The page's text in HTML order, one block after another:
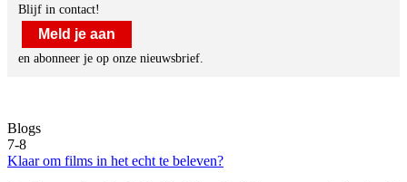
Blijf in contact!
Meld je aan
en abonneer je op onze nieuwsbrief.
Blogs
7-8
Klaar om films in het echt te beleven?